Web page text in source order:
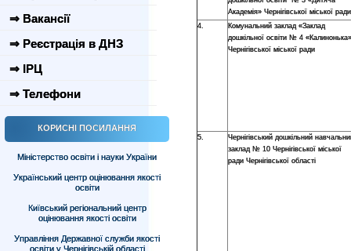
⇒ Вакансії
⇒ Реєстрація в ДНЗ
⇒ ІРЦ
⇒ Телефони
КОРИСНІ ПОСИЛАННЯ
Міністерство освіти і науки України
Український центр оцінювання якості
освіти
Київський регіональний центр
оцінювання якості освіти
Управління Державної служби якості
освіти у Чернігівській області
Академія» Чернігівської міської ради
4.
Комунальний заклад «Заклад
дошкільної освіти № 4 «Калинонька»
Чернігівської міської ради
5.
Чернігівський дошкільний
заклад № 10 Чернігівської міської
ради Чернігівської області